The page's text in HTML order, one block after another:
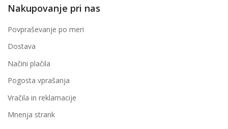
Nakupovanje pri nas
Povpraševanje po meri
Dostava
Načini plačila
Pogosta vprašanja
Vračila in reklamacije
Mnenja strank